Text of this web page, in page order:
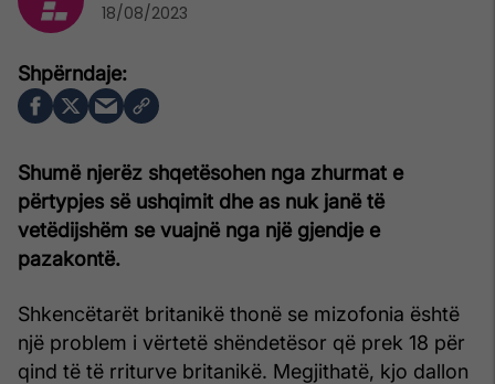
Shumë njerëz shqetësohen nga zhurmat e
përtypjes së ushqimit dhe as nuk janë të
vetëdijshëm se vuajnë nga një gjendje e
pazakontë.
Shkencëtarët britanikë thonë se mizofonia është
një problem i vërtetë shëndetësor që prek 18 për
qind të të rriturve britanikë. Megjithatë, kjo dallon
18/08/2023